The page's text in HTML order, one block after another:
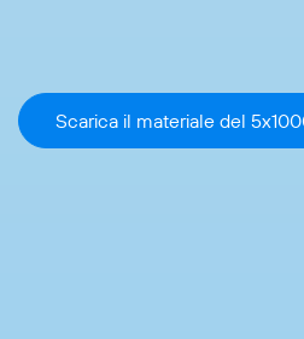
Scarica il materiale del